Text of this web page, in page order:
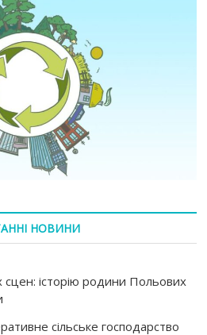
НОВИНИ
сцен: історію родини Польових
сільське господарство